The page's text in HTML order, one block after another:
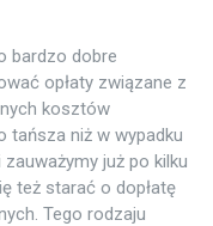
bardzo dobre
opłaty związane z
kosztów
tańsza niż w wypadku
już po kilku
też starać o dopłatę
Tego rodzaju